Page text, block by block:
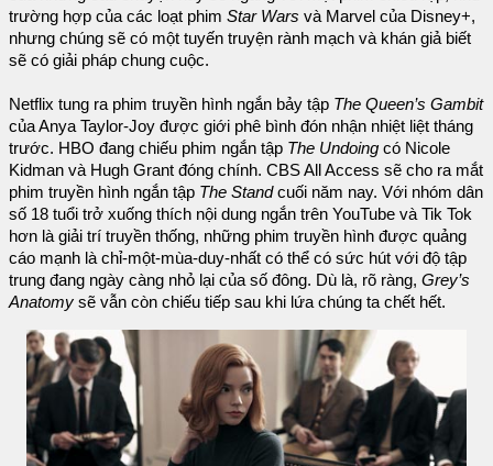
trường hợp của các loạt phim Star Wars và Marvel của Disney+,
nhưng chúng sẽ có một tuyến truyện rành mạch và khán giả biết
sẽ có giải pháp chung cuộc.
Netflix tung ra phim truyền hình ngắn bảy tập The Queen’s Gambit
của Anya Taylor-Joy được giới phê bình đón nhận nhiệt liệt tháng
trước. HBO đang chiếu phim ngắn tập The Undoing có Nicole
Kidman và Hugh Grant đóng chính. CBS All Access sẽ cho ra mắt
phim truyền hình ngắn tập The Standcuối năm nay. Với nhóm dân
số 18 tuổi trở xuống thích nội dung ngắn trên YouTube và Tik Tok
hơn là giải trí truyền thống, những phim truyền hình được quảng
cáo mạnh là chỉ-một-mùa-duy-nhất có thể có sức hút với độ tập
trung đang ngày càng nhỏ lại của số đông. Dù là, rõ ràng, Grey’s
Anatomy sẽ vẫn còn chiếu tiếp sau khi lứa chúng ta chết hết.